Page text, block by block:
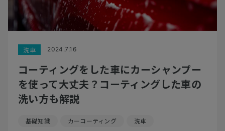
洗車 2024.7.16
コーティングをした車にカーシャンプー
を使って大丈夫？コーティングした車の
洗い方も解説
基礎知識 カーコーティング 洗車